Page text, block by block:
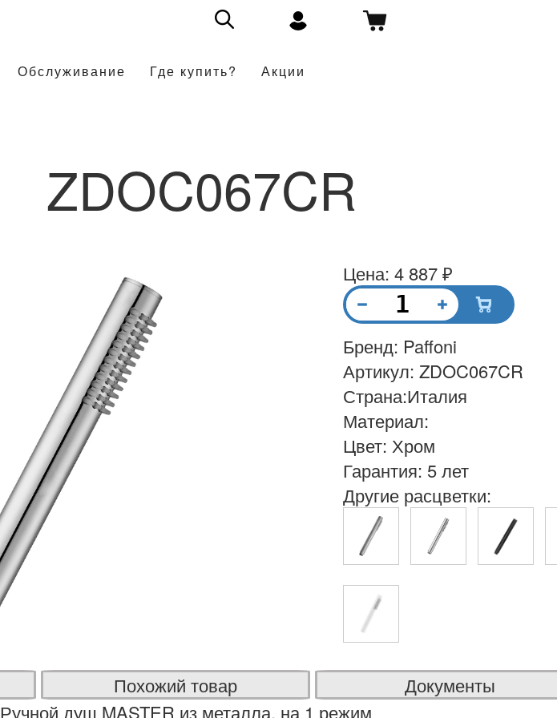
Обслуживание Где купить? Акции
ZDOC067CR
Похожий товар
Документы
Ручной душ MASTER из металла, на 1 режим
Цена: 4 887 ₽
Бренд: Paffoni
Артикул: ZDOC067CR
Страна:Италия
Материал:
Цвет: Хром
Гарантия: 5 лет
Другие расцветки: